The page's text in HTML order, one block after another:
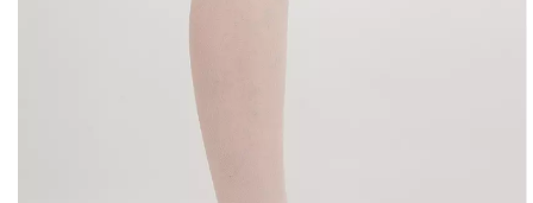
Бесшовные леггинсы из
микрофибры LEGGINGS